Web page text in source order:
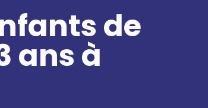
de
ans à